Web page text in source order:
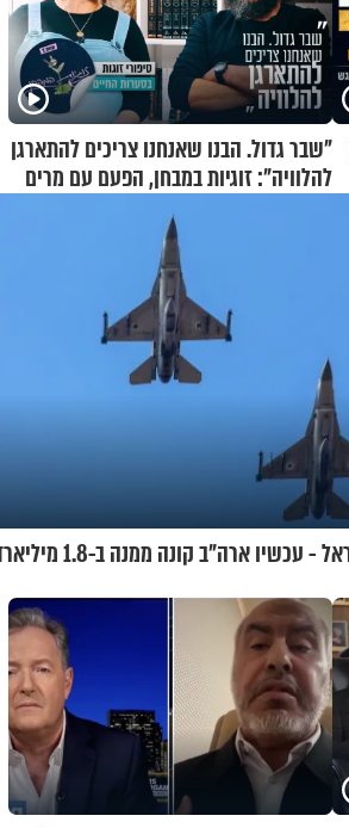
"שבר גדול. הבנו שאנחנו צריכים להתארגן
להלוויה": זוגיות במבחן, הפעם עם מרים
סירבו למכור לישראל - עכשיו ארה"ב קונה ממנה ב-